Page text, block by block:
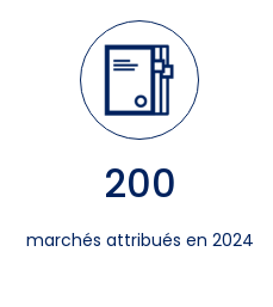
200
marchés attribués en 2024